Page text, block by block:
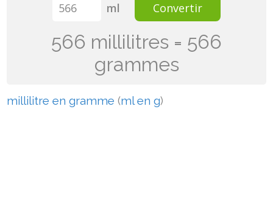
ml Convertir
566 millilitres = 566
grammes
millilitre en gramme (ml en g)